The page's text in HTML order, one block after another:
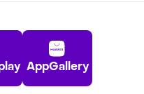
AppGallery